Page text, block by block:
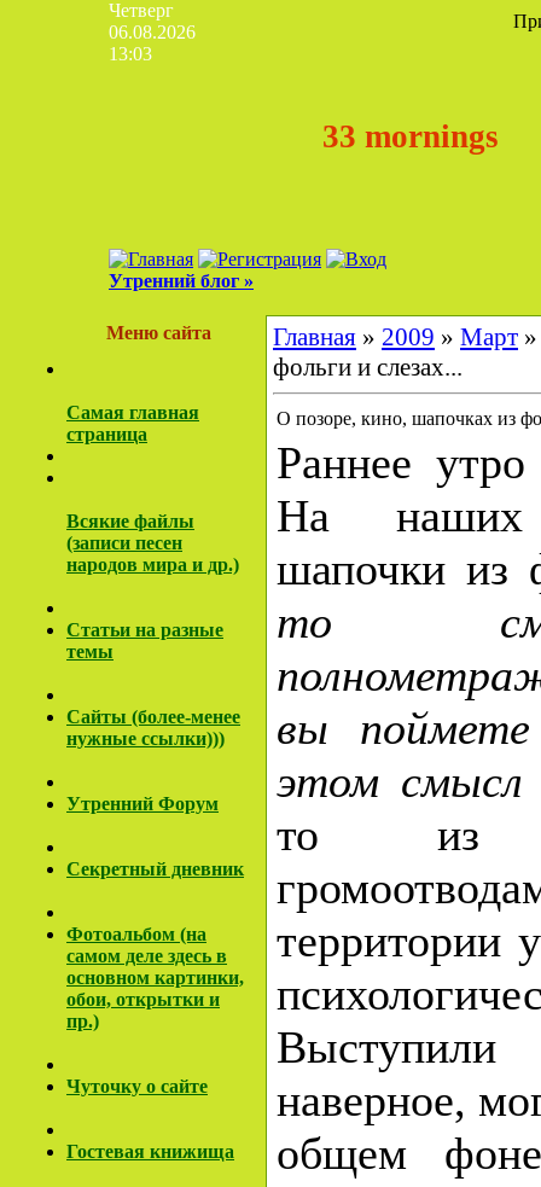
Четверг
06.08.2026
13:03
33 mornings
Утренний блог »
Меню сайта
Самая главная
страница
Всякие файлы
(записи песен
народов мира и др.)
Cтатьи на разные
темы
Сайты (более-менее
нужные ссылки)))
Утренний Форум
Секретный дневник
Фотоальбом (на
самом деле здесь в
основном картинки,
обои, открытки и
пр.)
Чуточку о сайте
Гостевая книжища
Главная » 2009 » Март »
фольги и слезах...
О позоре, кино, шапочках из
Раннее
На наших
шапочки из
то
вы
этом
то из
территории
наверное,
общем